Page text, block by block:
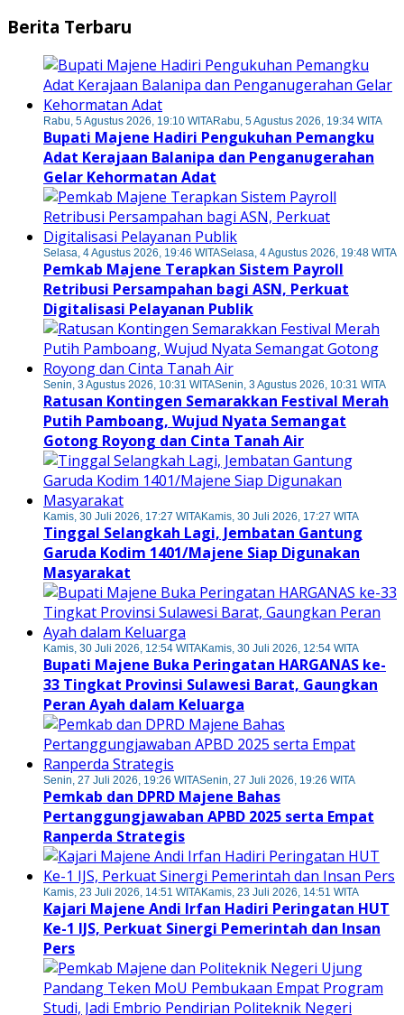
Berita Terbaru
Rabu, 5 Agustus 2026, 19:10 WITARabu, 5 Agustus 2026, 19:34 WITA
Bupati Majene Hadiri Pengukuhan Pemangku
Adat Kerajaan Balanipa dan Penganugerahan
Gelar Kehormatan Adat
Selasa, 4 Agustus 2026, 19:46 WITASelasa, 4 Agustus 2026, 19:48 WITA
Pemkab Majene Terapkan Sistem Payroll
Retribusi Persampahan bagi ASN, Perkuat
Digitalisasi Pelayanan Publik
Senin, 3 Agustus 2026, 10:31 WITASenin, 3 Agustus 2026, 10:31 WITA
Ratusan Kontingen Semarakkan Festival Merah
Putih Pamboang, Wujud Nyata Semangat
Gotong Royong dan Cinta Tanah Air
Kamis, 30 Juli 2026, 17:27 WITAKamis, 30 Juli 2026, 17:27 WITA
Tinggal Selangkah Lagi, Jembatan Gantung
Garuda Kodim 1401/Majene Siap Digunakan
Masyarakat
Kamis, 30 Juli 2026, 12:54 WITAKamis, 30 Juli 2026, 12:54 WITA
Bupati Majene Buka Peringatan HARGANAS ke-
33 Tingkat Provinsi Sulawesi Barat, Gaungkan
Peran Ayah dalam Keluarga
Senin, 27 Juli 2026, 19:26 WITASenin, 27 Juli 2026, 19:26 WITA
Pemkab dan DPRD Majene Bahas
Pertanggungjawaban APBD 2025 serta Empat
Ranperda Strategis
Kamis, 23 Juli 2026, 14:51 WITAKamis, 23 Juli 2026, 14:51 WITA
Kajari Majene Andi Irfan Hadiri Peringatan HUT
Ke-1 IJS, Perkuat Sinergi Pemerintah dan Insan
Pers